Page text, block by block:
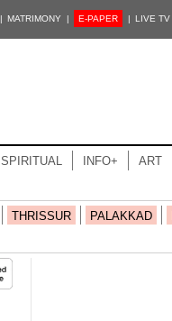
MATRIMONY | E-PAPER | LIVE TV
SPIRITUAL INFO+ ART
THRISSUR PALAKKAD